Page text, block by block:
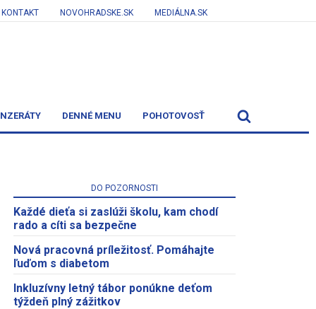
KONTAKT NOVOHRADSKE.SK MEDIÁLNA.SK
DENNÉ MENU POHOTOVOSŤ
DO POZORNOSTI
Každé dieťa si zaslúži školu, kam chodí
rado a cíti sa bezpečne
Nová pracovná príležitosť. Pomáhajte
ľuďom s diabetom
Inkluzívny letný tábor ponúkne deťom
týždeň plný zážitkov